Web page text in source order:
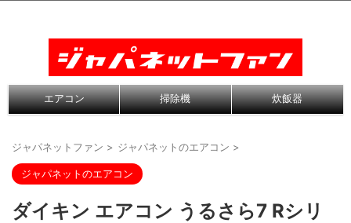
エアコン 掃除機 炊飯器
ジャパネットファン > ジャパネットのエアコン >
ジャパネットのエアコン
ダイキン エアコン うるさら7 Rシリ